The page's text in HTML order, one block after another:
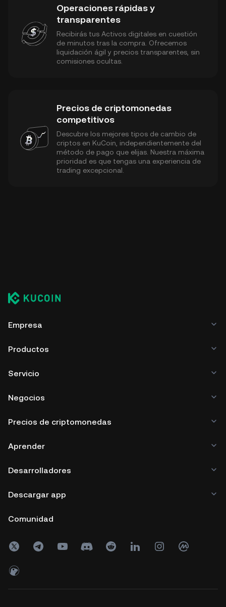
Operaciones rápidas y
transparentes
Recibirás tus Activos digitales en cuestión
de minutos tras la compra. Ofrecemos
liquidación ágil y precios transparentes, sin
comisiones ocultas.
Precios de criptomonedas
competitivos
Descubre los mejores tipos de cambio de
criptos en KuCoin, independientemente del
método de pago que elijas. Nuestra máxima
prioridad es que tengas una experiencia de
trading excepcional.
Empresa
Productos
Servicio
Negocios
Precios de criptomonedas
Aprender
Desarrolladores
Descargar app
Comunidad